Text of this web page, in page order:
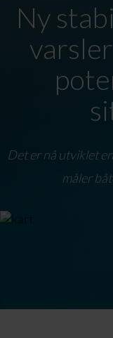
Ny
Det er nå utviklet
måler